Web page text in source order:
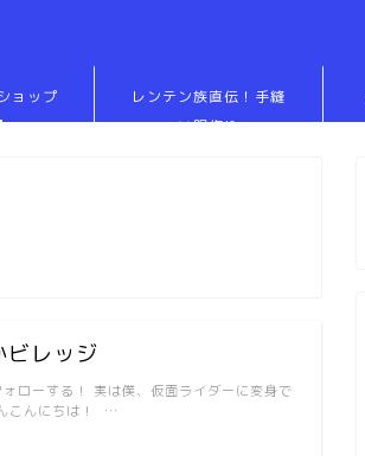
ョップ
レンテン族直伝！手縫
い服作り
レッジ
ローする！ 実は僕、仮面ライダーに変身で
こんにちは！ …